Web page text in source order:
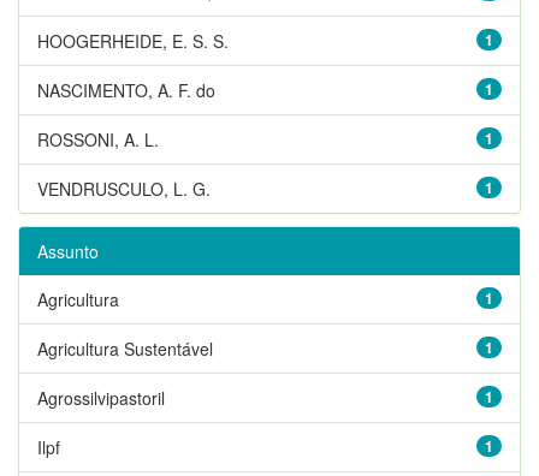
1
HOOGERHEIDE, E. S. S.
1
NASCIMENTO, A. F. do
1
ROSSONI, A. L.
1
VENDRUSCULO, L. G.
Assunto
1
Agricultura
1
Agricultura Sustentável
1
Agrossilvipastoril
1
Ilpf